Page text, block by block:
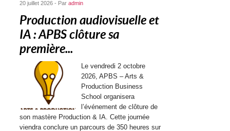
20 juillet 2026 - Paradmin
Production audiovisuelle et
IA : APBS clôture sa
première...
Le vendredi 2 octobre
2026, APBS – Arts &
Production Business
School organisera
l’événement de clôture de
son mastère Production & IA. Cette journée
viendra conclure un parcours de 350 heures sur